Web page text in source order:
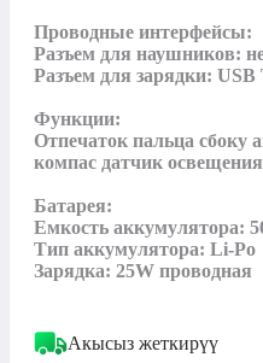
Проводные интерфейсы:
Разъем для наушников:
Разъем для зарядки: USB
Функции:
Отпечаток пальца сбоку
компас датчик
Батарея:
Емкость аккумулятора:
Тип аккумулятора: Li-Po
Зарядка: 25W проводная
Акысыз жеткирүү